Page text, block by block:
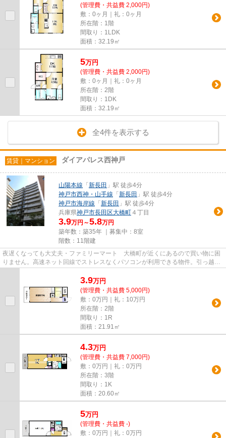
(管理費・共益費 2,000円)
敷：0ヶ月｜礼：0ヶ月
所在階：1階
間取り：1LDK
面積：32.19㎡
5万円
(管理費・共益費 2,000円)
敷：0ヶ月｜礼：0ヶ月
所在階：2階
間取り：1DK
面積：32.19㎡
全4件を表示する
賃貸｜マンション ダイアパレス西神戸
山陽本線 「 新長田 」駅 徒歩4分
神戸市西神・山手線 「 新長田 」駅 徒歩4分
神戸市海岸線 「 新長田 」駅 徒歩4分
兵庫県神戸市長田区大橋町 ４丁目
3.9万円～5.8万円
築年数：築35年 ｜募集中： 8室
階数：11階建
夜遅くなっても大丈夫・ファミリーマート 大橋町が近くにあるので買い物に困
りません。高速ネット回線でストレスなくパソコンが利用できる物件。引っ越し
3.9万円
(管理費・共益費 5,000円)
敷：0万円｜礼：10万円
所在階：2階
間取り：1R
面積：21.91㎡
4.3万円
(管理費・共益費 7,000円)
敷：0万円｜礼：0万円
所在階：3階
間取り：1K
面積：20.60㎡
5万円
(管理費・共益費 -)
敷：0万円｜礼：0万円